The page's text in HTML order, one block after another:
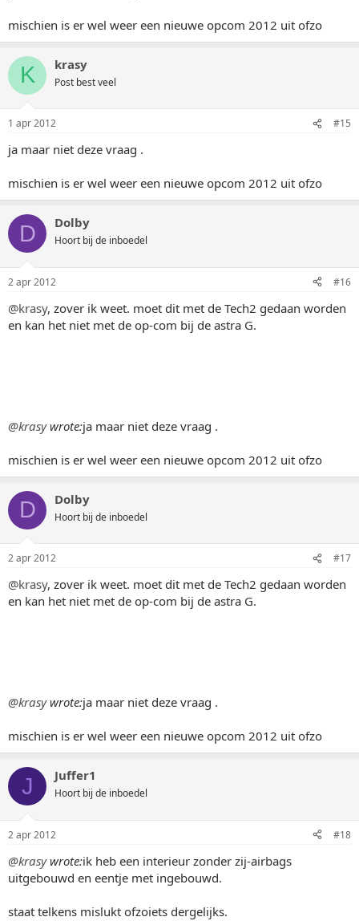
mischien is er wel weer een nieuwe opcom 2012 uit ofzo
K krasy
Post best veel
1 apr 2012 #15
ja maar niet deze vraag .
mischien is er wel weer een nieuwe opcom 2012 uit ofzo
D Dolby
Hoort bij de inboedel
2 apr 2012 #16
@krasy, zover ik weet. moet dit met de Tech2 gedaan worden
en kan het niet met de op-com bij de astra G.
@krasywrote:ja maar niet deze vraag .
mischien is er wel weer een nieuwe opcom 2012 uit ofzo
D Dolby
Hoort bij de inboedel
2 apr 2012 #17
@krasy, zover ik weet. moet dit met de Tech2 gedaan worden
en kan het niet met de op-com bij de astra G.
@krasywrote:ja maar niet deze vraag .
mischien is er wel weer een nieuwe opcom 2012 uit ofzo
J Juffer1
Hoort bij de inboedel
2 apr 2012 #18
@krasywrote:ik heb een interieur zonder zij-airbags
uitgebouwd en eentje met ingebouwd.
staat telkens mislukt ofzoiets dergelijks.